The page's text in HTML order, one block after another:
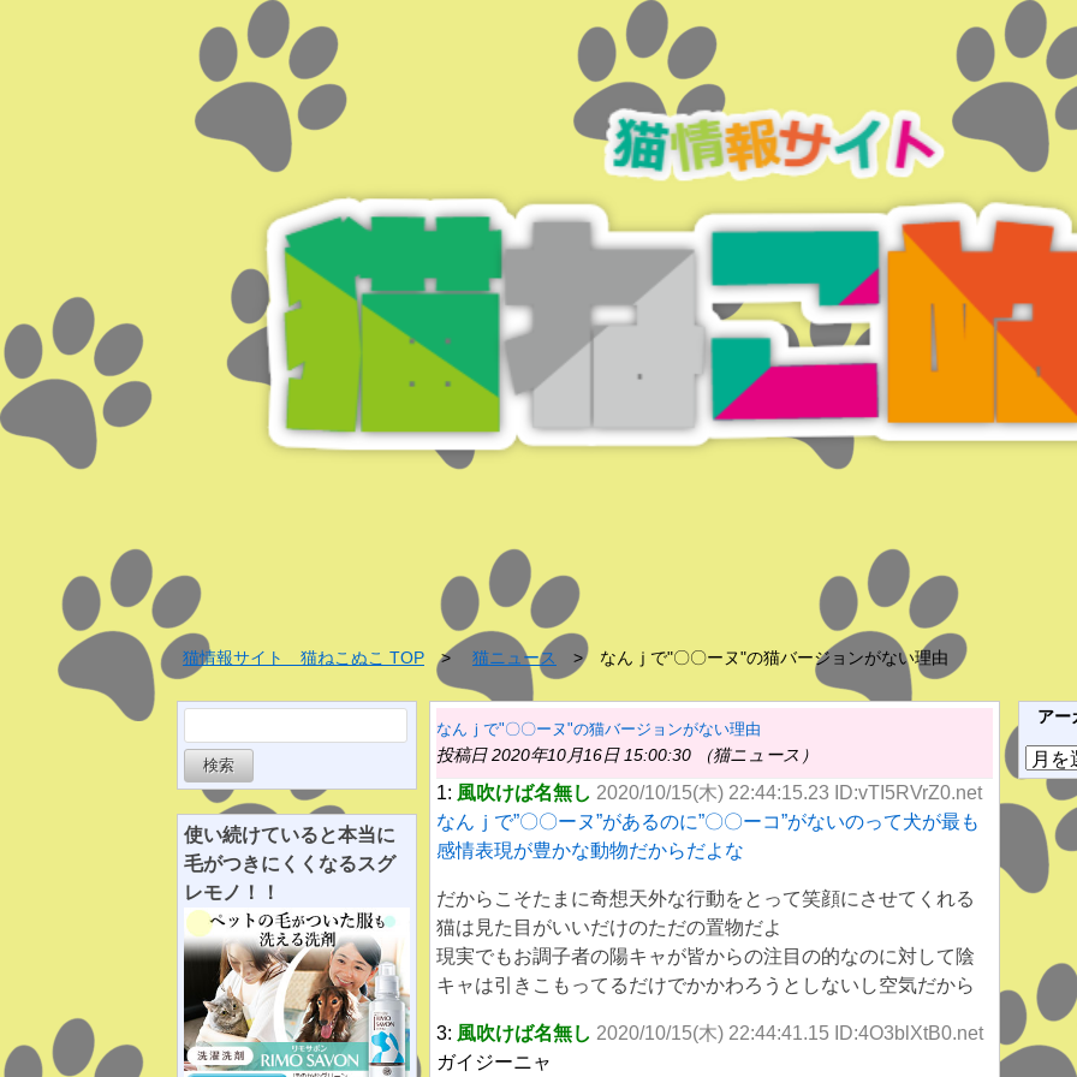
猫情報サイト 猫ねこぬこ TOP 猫ニュース なんｊで"〇〇ーヌ"の猫バージョンがない理由
索:
使い続けていると本当に
毛がつきにくくなるスグ
レモノ！！
なんｊで"〇〇ーヌ"の猫バージョンがない理由
投稿日 2020年10月16日 15:00:30 （猫ニュース）
1: 風吹けば名無し 2020/10/15(木) 22:44:15.23
ID:vTI5RVrZ0.net
なんｊで”〇〇ーヌ”があるのに”〇〇ーコ”がないのって犬が最も
感情表現が豊かな動物だからだよな
だからこそたまに奇想天外な行動をとって笑顔にさせてくれる
猫は見た目がいいだけのただの置物だよ
現実でもお調子者の陽キャが皆からの注目の的なのに対して陰
キャは引きこもってるだけでかかわろうとしないし空気だから
3: 風吹けば名無し 2020/10/15(木) 22:44:41.15 ID:4O3blXtB0.net
ガイジーニャ
アー
ア
ー
カ